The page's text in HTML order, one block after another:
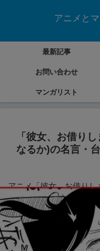
アニメと
最新記事
お問い合わせ
マンガリスト
「彼女、お借り
なるか)の名言・
アニメ「彼女、お借り
名言・台詞をまとめてい